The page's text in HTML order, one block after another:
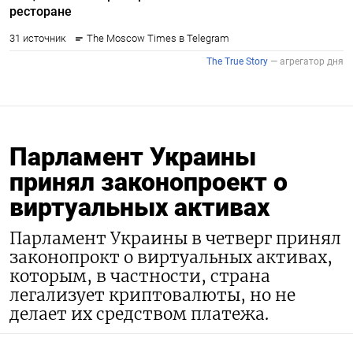
Парламент Украины
принял законопроект о
виртуальных активах
Парламент Украины в четверг принял
законопрокт о виртуальных активах,
которым, в частности, страна
легализует криптовалюты, но не
делает их средством платежа.